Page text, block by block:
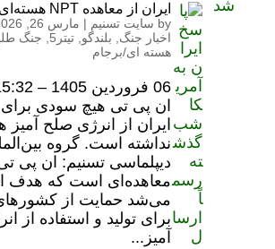
ایران از معاهده NPT هسته‌ای خارج شود
by سایت تسنیم | مارس 26, 2026 12:25 ب.ظ
اخبار جنگ
بلندگو ,تیتر5 جنگ
هسته ای/برجام
ان پی تی هیچ سودی برای
ایران از انرژی صلح آمیز
نداشته است. گروه
معاهده‌ای است که هدف
می‌شد حمایت از
برای تولید و استفاده از
آمیز...